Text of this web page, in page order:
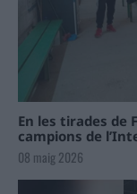
En les tirades de
campions de
08 maig 2026